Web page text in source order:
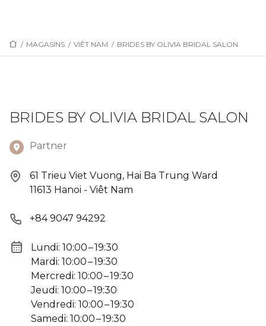
/ MAGASINS / VIÊT NAM / BRIDES BY OLIVIA BRIDAL SALON
BRIDES BY OLIVIA BRIDAL SALON
Partner
61 Trieu Viet Vuong, Hai Ba Trung Ward
11613 Hanoi - Viêt Nam
+84 9047 94292
Lundi: 10:00 – 19:30
Mardi: 10:00 – 19:30
Mercredi: 10:00 – 19:30
Jeudi: 10:00 – 19:30
Vendredi: 10:00 – 19:30
Samedi: 10:00 – 19:30